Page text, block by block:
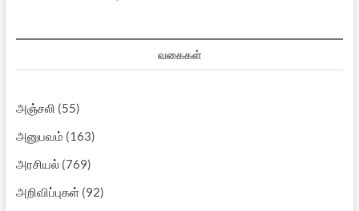
வகைகள்
அஞ்சலி (55)
அனுபவம் (163)
அரசியல்(769)
அறிவிப்புகள்(92)